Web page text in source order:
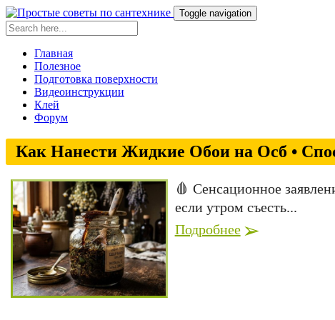
Toggle navigation
Главная
Полезное
Подготовка поверхности
Видеоинструкции
Клей
Форум
Как Нанести Жидкие Обои на Осб •
🩸 Сенсационное
если утром съесть...
Подробнее